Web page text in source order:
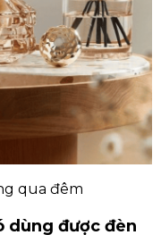
qua đêm
dùng được đèn